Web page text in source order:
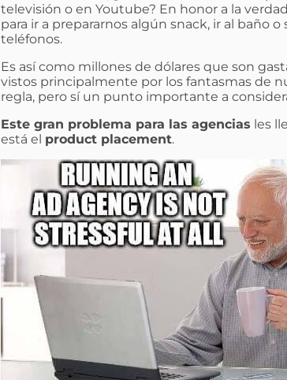
televisión o en Youtube? En honor a la
para ir a prepararnos algún snack, ir al baño
teléfonos.
Es así como millones de dólares que son
vistos principalmente por los fantasmas de
regla, pero sí un punto importante a
Este gran problema para las agencias les
está el product placement.